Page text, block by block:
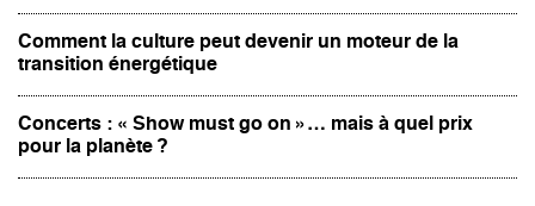
Comment la culture peut devenir un moteur de la
transition énergétique
Concerts : « Show must go on »… mais à quel prix
pour la planète ?